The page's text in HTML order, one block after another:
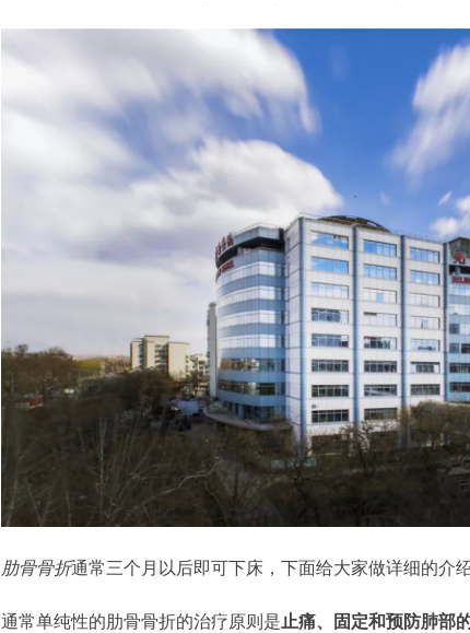
肋骨骨折通常三个月以后即可下床，下面给大家做详细的介绍
通常单纯性的肋骨骨折的治疗原则是 止痛、固定和预防肺部